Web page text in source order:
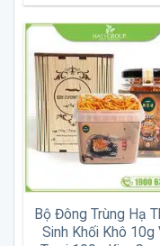
Bộ Đông Trùng Hạ
Sinh Khối Khô 10g